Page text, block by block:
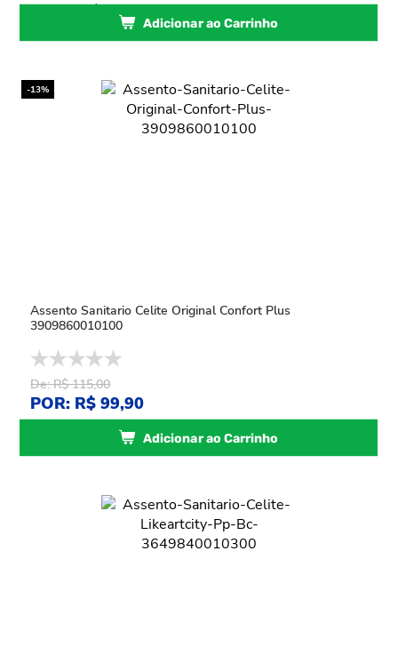
ou4xdeR$ 53,47sem juros
Adicionar ao Carrinho
-13%
Assento Sanitario Celite Original Confort Plus
3909860010100
De: R$ 115,00
POR: R$ 99,90
Adicionar ao Carrinho